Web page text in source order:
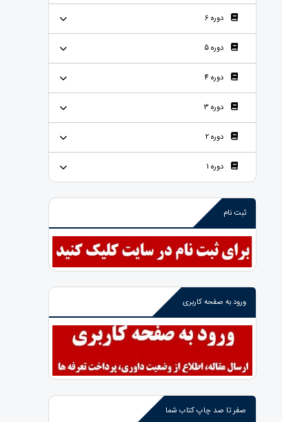
دوره 6
دوره 5
دوره 4
دوره 3
دوره 2
دوره 1
ثبت نام
ورود به صفحه کاربری
صفر تا صد چاپ کتاب شما